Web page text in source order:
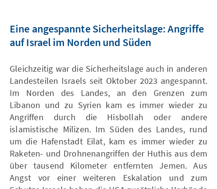
Eine angespannte Sicherheitslage: Angriffe
auf Israel im Norden und Süden
Gleichzeitig war die Sicherheitslage auch in anderen
Landesteilen Israels seit Oktober 2023 angespannt.
Im Norden des Landes, an den Grenzen zum
Libanon und zu Syrien kam es immer wieder zu
Angriffen durch die Hisbollah oder andere
islamistische Milizen. Im Süden des Landes, rund
um die Hafenstadt Eilat, kam es immer wieder zu
Raketen- und Drohnenangriffen der Huthis aus dem
über tausend Kilometer entfernten Jemen. Aus
Angst vor einer weiteren Eskalation und zum